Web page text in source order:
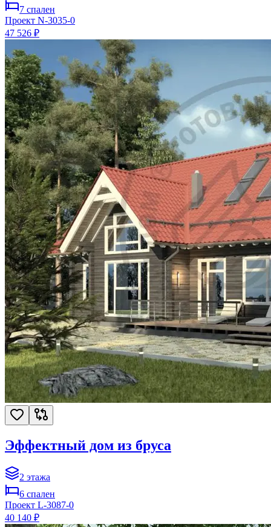
7 спален
Проект N-3035-0
47 526 ₽
Эффектный дом из бруса
2 этажа
6 спален
Проект L-3087-0
40 140 ₽